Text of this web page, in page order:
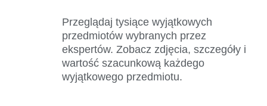
Przeglądaj tysiące wyjątkowych
przedmiotów wybranych przez
ekspertów. Zobacz zdjęcia, szczegóły i
wartość szacunkową każdego
wyjątkowego przedmiotu.